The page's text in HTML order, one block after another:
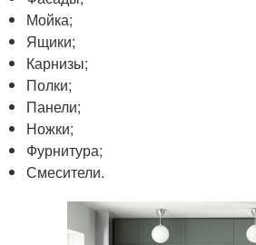
Мойка;
Ящики;
Карнизы;
Полки;
Панели;
Ножки;
Фурнитура;
Смесители.